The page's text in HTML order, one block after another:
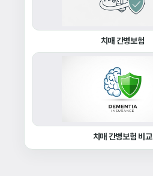
치매 간병보험
치매 간병보험 비교